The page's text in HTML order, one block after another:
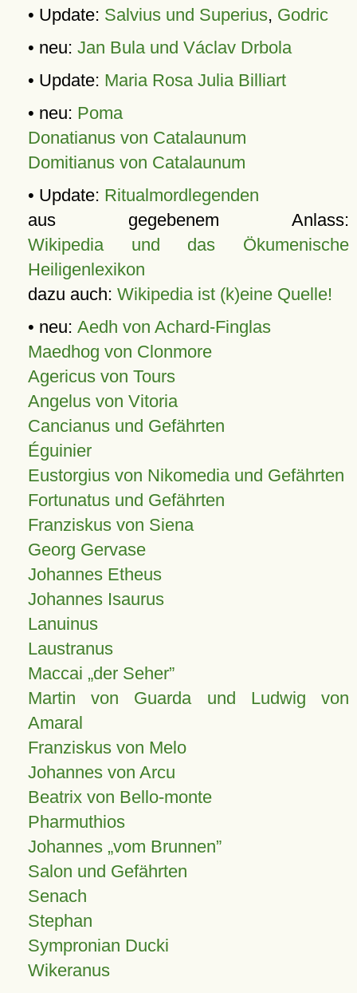
• Update: Salvius und Superius, Godric
• neu: Jan Bula und Václav Drbola
• Update: Maria Rosa Julia Billiart
• neu: Poma
Donatianus von Catalaunum
Domitianus von Catalaunum
• Update: Ritualmordlegenden
aus gegebenem Anlass:
Wikipedia und das Ökumenische
Heiligenlexikon
dazu auch: Wikipedia ist (k)eine Quelle!
• neu: Aedh von Achard-Finglas
Maedhog von Clonmore
Agericus von Tours
Angelus von Vitoria
Cancianus und Gefährten
Éguinier
Eustorgius von Nikomedia und Gefährten
Fortunatus und Gefährten
Franziskus von Siena
Georg Gervase
Johannes Etheus
Johannes Isaurus
Lanuinus
Laustranus
Maccai „der Seher”
Martin von Guarda und Ludwig von
Amaral
Franziskus von Melo
Johannes von Arcu
Beatrix von Bello-monte
Pharmuthios
Johannes vom Brunnen
Salon und Gefährten
Senach
Stephan
Sympronian Ducki
Wikeranus